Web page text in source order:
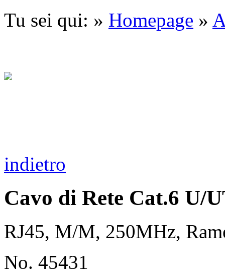
Tu sei qui: » Homepage »
indietro
Cavo di Rete Cat.6 U/
RJ45, M/M, 250MHz,
No. 45431